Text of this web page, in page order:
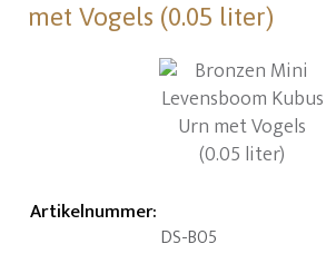
met Vogels (0.05 liter)
Artikelnummer:
DS-B05